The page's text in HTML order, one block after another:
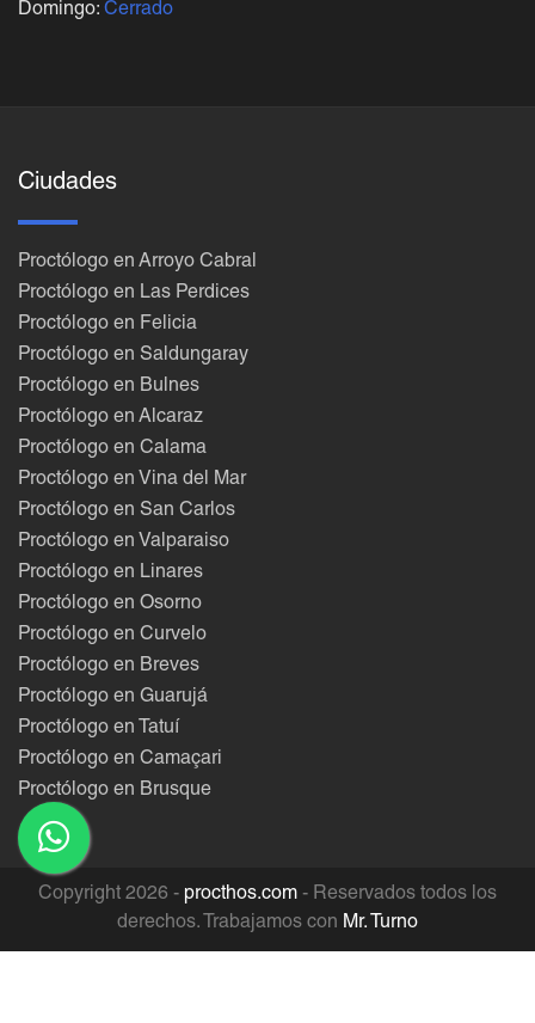
Domingo: Cerrado
Ciudades
Proctólogo en Arroyo Cabral
Proctólogo en Las Perdices
Proctólogo en Felicia
Proctólogo en Saldungaray
Proctólogo en Bulnes
Proctólogo en Alcaraz
Proctólogo en Calama
Proctólogo en Vina del Mar
Proctólogo en San Carlos
Proctólogo en Valparaiso
Proctólogo en Linares
Proctólogo en Osorno
Proctólogo en Curvelo
Proctólogo en Breves
Proctólogo en Guarujá
Proctólogo en Tatuí
Proctólogo en Camaçari
Proctólogo en Brusque
Copyright 2026 - procthos.com - Reservados todos los
derechos. Trabajamos con Mr. Turno